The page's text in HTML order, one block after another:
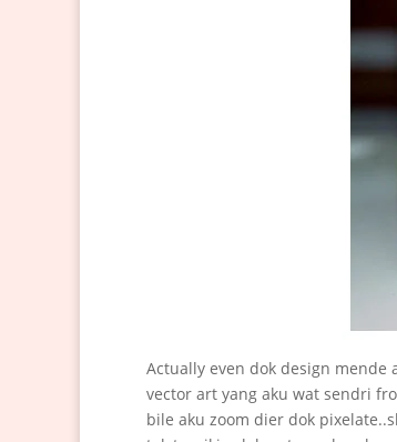
Actually even dok design
vector art yang aku wat sendri
bile aku zoom dier dok